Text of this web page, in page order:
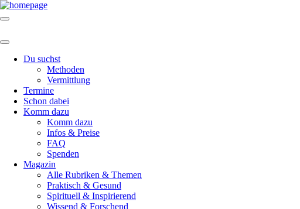
Du suchst
Methoden
Vermittlung
Termine
Schon dabei
Komm dazu
Komm dazu
Infos & Preise
FAQ
Spenden
Magazin
Alle Rubriken & Themen
Praktisch & Gesund
Spirituell & Inspirierend
Wissend & Forschend